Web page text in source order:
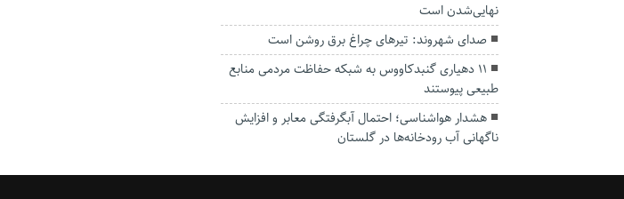
نهایی‌شدن است
صدای شهروند: تیرهای چراغ برق روشن است
۱۱ دهیاری گنبدکاووس به شبکه حفاظت مردمی منابع
طبیعی پیوستند
هشدار هواشناسی؛ احتمال آبگرفتگی معابر و افزایش
ناگهانی آب رودخانه‌ها در گلستان